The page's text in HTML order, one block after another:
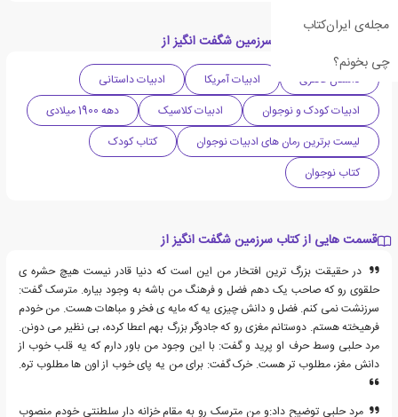
مجله‌ی ایران‌کتاب
چی بخونم؟
دسته بندی های کتاب سرزمین شگفت انگیز از
داستان فانتزی ادبیات آمریکا
ادبیات داستانی
ادبیات کودک و نوجوان
ادبیات کلاسیک
دهه 1900 میلادی
لیست برترین رمان های ادبیات نوجوان
کتاب کودک
کتاب نوجوان
قسمت هایی از کتاب سرزمین شگفت انگیز از
در حقیقت بزرگ ترین افتخار من این است که دنیا قادر نیست هیچ حشره ی
حلقوی رو که صاحب یک دهم فضل و فرهنگ من باشه به وجود بیاره. مترسک گفت:
سرزنشت نمی کنم. فضل و دانش چیزی یه که مایه ی فخر و مباهات هست. من خودم
فرهیخته هستم. دوستانم مغزی رو که جادوگر بزرگ بهم اعطا کرده، بی نظیر می دونن.
مرد حلبی وسط حرف او پرید و گفت: با این وجود من باور دارم که یه قلب خوب از
دانش مغز، مطلوب تر هست. خرک گفت: برای من یه پای خوب از اون ها مطلوب تره.
مرد حلبی توضیح داد:و من مترسک رو به مقام خزانه دار سلطنتی خودم منصوب